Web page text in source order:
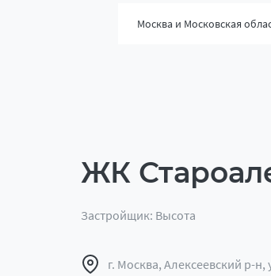
Москва и Московская
ЖК
Застройщик: Высота
г. Москва, Алексеевский р-н,